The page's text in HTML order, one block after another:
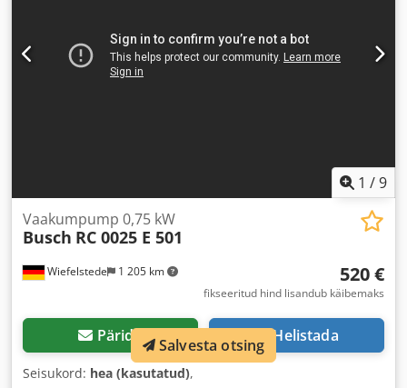
1 /9
Wiefelstede 1 205 km
Vaakumpump 0,75 kW
Busch RC 0025 E 501
520 €
fikseeritud hind lisandub käibemaks
Pärida Helistada
Seisukord: hea (kasutatud),
Salvesta otsing